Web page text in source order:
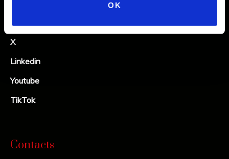
OK
Facebook
X
Linkedin
Youtube
TikTok
Contacts